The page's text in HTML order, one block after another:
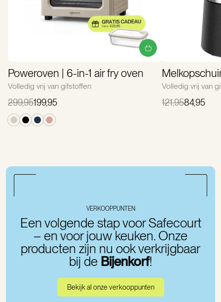
Poweroven | 6-in-1 air fry oven
Volledig vrij van gifstoffen
299,95199,95
Volledig vrij van
121,9584,95
VERKOOPPUNTEN
Een volgende stap voor Safecourt
– en voor jouw keuken. Onze
producten zijn nu ook verkrijgbaar
bij de Bijenkorf!
Bekijk al onze verkooppunten